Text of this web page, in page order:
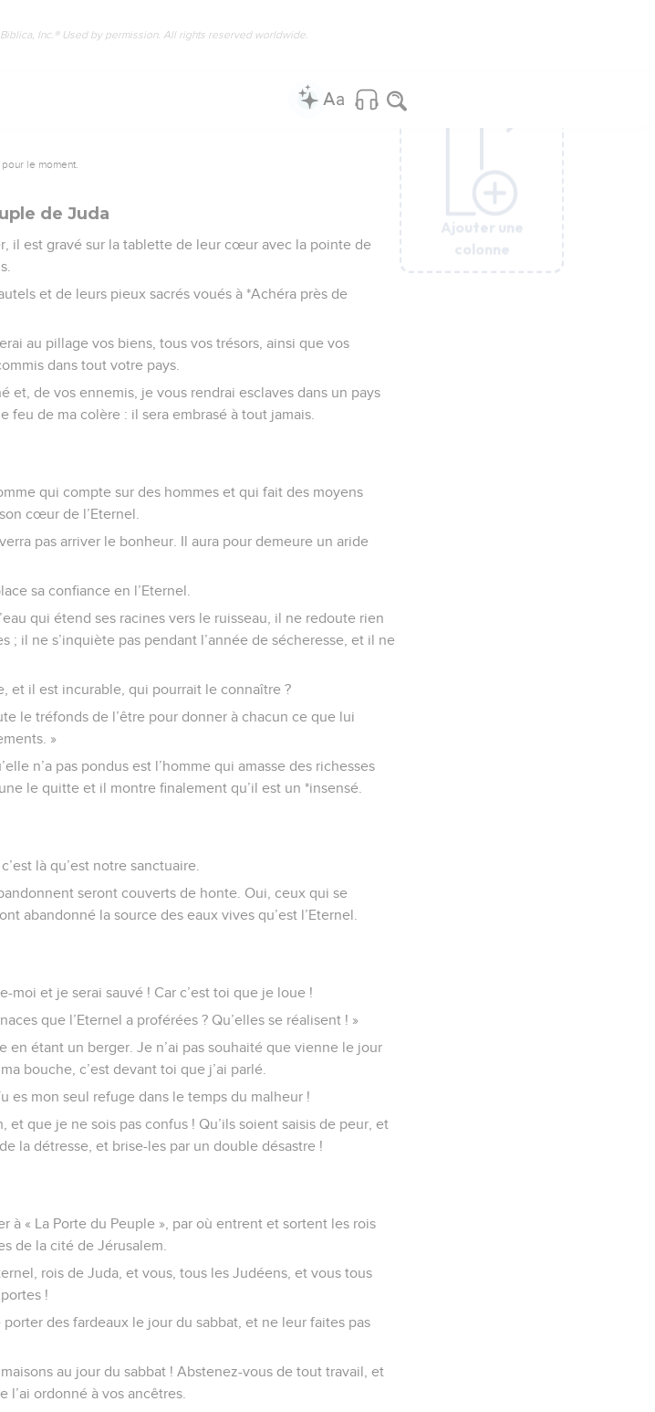
Ajouter une
colonne
Inc.® Used by permission. All rights reserved worldwide.
Ajouter une
colonne
le moment.
de Juda
il est gravé sur la tablette de leur cœur avec la pointe de
et de leurs pieux sacrés voués à *Achéra près de
au pillage vos biens, tous vos trésors, ainsi que vos
dans tout votre pays.
et, de vos ennemis, je vous rendrai esclaves dans un pays
feu de ma colère : il sera embrasé à tout jamais.
qui compte sur des hommes et qui fait des moyens
cœur de l’Eternel.
pas arriver le bonheur. Il aura pour demeure un aride
sa confiance en l’Eternel.
qui étend ses racines vers le ruisseau, il ne redoute rien
; il ne s’inquiète pas pendant l’année de sécheresse, et il ne
et il est incurable, qui pourrait le connaître ?
le tréfonds de l’être pour donner à chacun ce que lui
»
n’a pas pondus est l’homme qui amasse des richesses
le quitte et il montre finalement qu’il est un *insensé.
là qu’est notre sanctuaire.
seront couverts de honte. Oui, ceux qui se
abandonné la source des eaux vives qu’est l’Eternel.
moi et je serai sauvé ! Car c’est toi que je loue !
que l’Eternel a proférées ? Qu’elles se réalisent ! »
en étant un berger. Je n’ai pas souhaité que vienne le jour
bouche, c’est devant toi que j’ai parlé.
es mon seul refuge dans le temps du malheur !
que je ne sois pas confus ! Qu’ils soient saisis de peur, et
la détresse, et brise-les par un double désastre !
à « La Porte du Peuple », par où entrent et sortent les rois
de la cité de Jérusalem.
rois de Juda, et vous, tous les Judéens, et vous tous
!
des fardeaux le jour du sabbat, et ne leur faites pas
au jour du sabbat ! Abstenez-vous de tout travail, et
ordonné à vos ancêtres.
Ajouter une
colonne
Ajouter une
colonne
Ajouter une
colonne
Ajouter une
colonne